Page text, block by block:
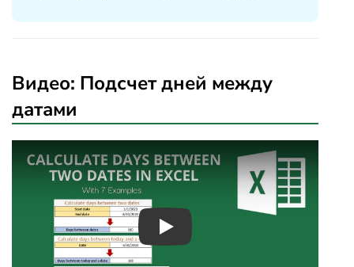
Видео: Подсчет дней между
датами
Play